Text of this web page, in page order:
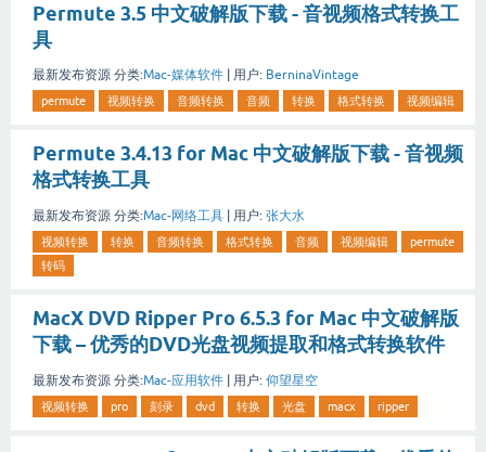
Permute 3.5 中文破解版下载 - 音视频格式转换工
具
最新发布资源 分类:Mac-媒体软件 用户: BerninaVintage
permute 视频转换 音频转换 音频 转换 格式转换 视频编辑
Permute 3.4.13 for Mac 中文破解版下载 - 音视频
格式转换工具
最新发布资源 分类:Mac-网络工具 用户: 张大水
视频转换 转换 音频转换 格式转换 音频 视频编辑
permute
转码
MacX DVD Ripper Pro 6.5.3 for Mac 中文破解版
下载 – 优秀的DVD光盘视频提取和格式转换软件
最新发布资源 分类:Mac-应用软件 用户: 仰望星空
视频转换 pro 刻录 dvd 转换 光盘 macx ripper